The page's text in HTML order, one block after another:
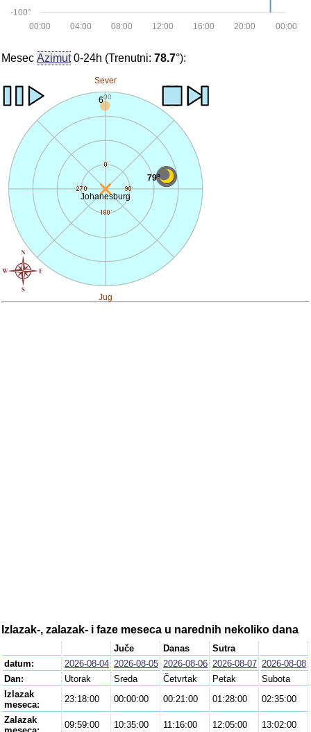
-100°
00:00
20:00
16:00
12:00
08:00
04:00
00:00
Mesec Azimut0-24h (Trenutni: 78.7°):
Sever
Johanesburg
600
79°
Jug
Izlazak-, zalazak- i faze meseca u narednih nekoliko dana
Juče Danas
Sutra
datum:
2026-08-04 2026-08-05 2026-08-06 2026-08-07 2026-08-08
Dan:
Utorak Sreda Četvrtak Petak
Subota
Izlazak
meseca:
23:18:00 00:00:00 00:21:00 01:28:00
02:35:00
Zalazak
09:59:00 10:35:00 11:16:00 12:05:00 13:02:00